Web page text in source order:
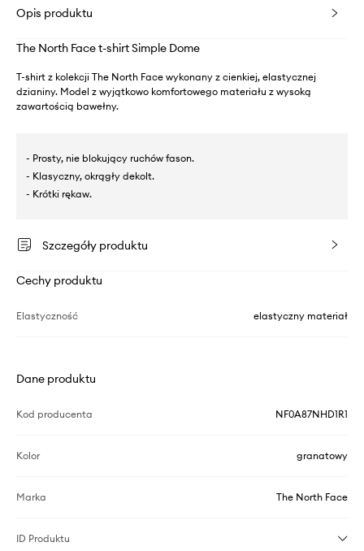
Opis produktu
The North Face t-shirt Simple Dome
T-shirt z kolekcji The North Face wykonany z cienkiej, elastycznej
dzianiny. Model z wyjątkowo komfortowego materiału z wysoką
zawartością bawełny.
- Prosty, nie blokujący ruchów fason.
- Klasyczny, okrągły dekolt.
- Krótki rękaw.
Szczegóły produktu
Cechy produktu
Elastyczność elastyczny materiał
Dane produktu
Kod producenta NF0A87NHD1R1
Kolor granatowy
Marka The North Face
ID Produktu